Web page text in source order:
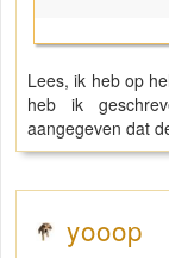
Lees, ik heb op
heb ik
aangegeven dat
yooop